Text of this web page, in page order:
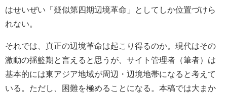
はせいぜい「疑似第四期辺境革命」としてしか位置づけら
れない。
それでは、真正の辺境革命は起こり得るのか。現代はその
激動の揺籃期と言えると思うが、サイト管理者（筆者）は
基本的には東アジア地域が周辺・辺境地帯になると考えて
いる。ただし、困難を極めることになる。本稿では大まか